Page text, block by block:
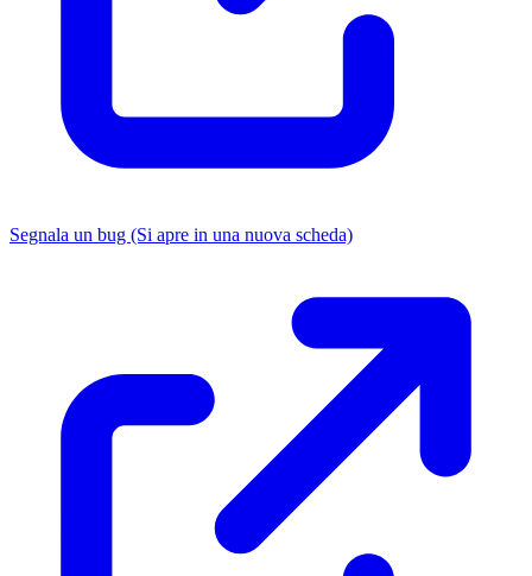
Segnala un bug (Si apre in una nuova scheda)